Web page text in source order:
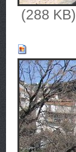
(288 KB)